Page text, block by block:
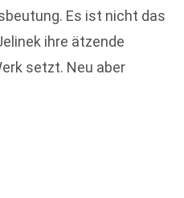
Es ist nicht das
ihre ätzende
setzt. Neu aber